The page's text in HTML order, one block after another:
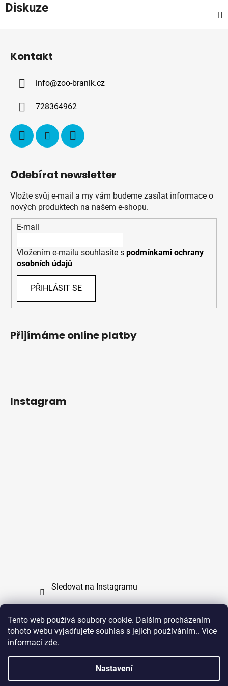
Tento web používá soubory cookie. Dalším procházením
tohoto webu vyjadřujete souhlas s jejich používáním.. Více
informací zde.
Nastavení
Diskuze
Kontakt
info@zoo-branik.cz
728364962
Odebírat newsletter
Vložte svůj e-mail a my vám budeme zasílat informace o
nových produktech na našem e-shopu.
E-mail
Vložením e-mailu souhlasíte s podmínkami ochrany
osobních údajů
PŘIHLÁSIT SE
Přijímáme online platby
Instagram
Sledovat na Instagramu
Copyright (c) 2011 - 2026 zoo-branik.cz - Všechna